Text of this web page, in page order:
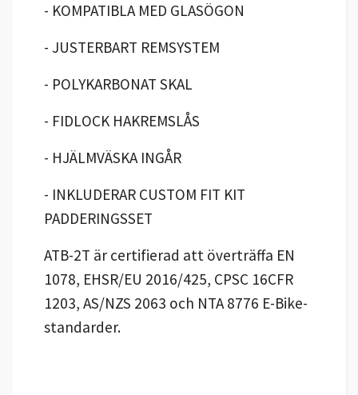
- KOMPATIBLA MED GLASÖGON
- JUSTERBART REMSYSTEM
- POLYKARBONAT SKAL
- FIDLOCK HAKREMSLÅS
- HJÄLMVÄSKA INGÅR
- INKLUDERAR CUSTOM FIT KIT
PADDERINGSSET
ATB-2T är certifierad att överträffa EN
1078, EHSR/EU 2016/425, CPSC 16CFR
1203, AS/NZS 2063 och NTA 8776 E-Bike-
standarder.